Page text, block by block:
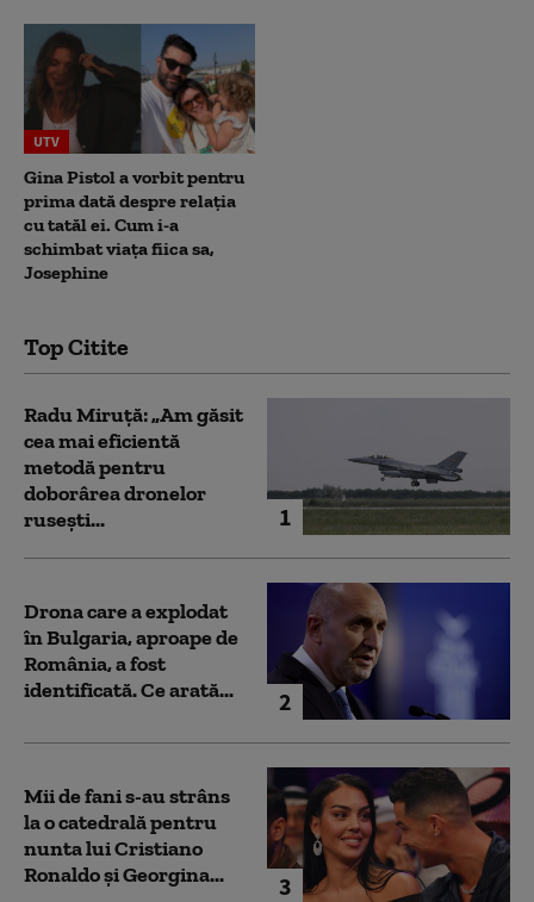
UTV
Gina Pistol a vorbit pentru
prima dată despre relația
cu tatăl ei. Cum i-a
schimbat viața fiica sa,
Josephine
Top Citite
1
Radu Miruță: „Am găsit
cea mai eficientă
metodă pentru
doborârea dronelor
rusești...
2
Drona care a explodat
în Bulgaria, aproape de
România, a fost
identificată. Ce arată...
3
Mii de fani s-au strâns
la o catedrală pentru
nunta lui Cristiano
Ronaldo şi Georgina...